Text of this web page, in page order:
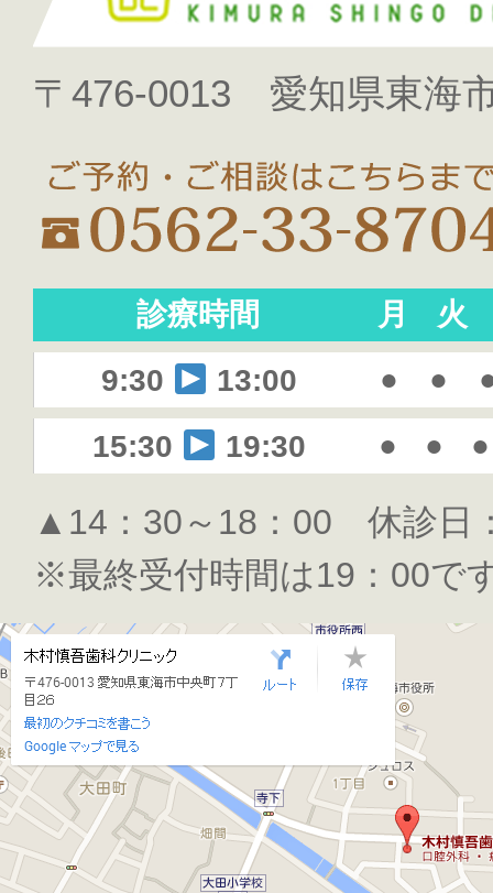
〒476-0013 愛知県東海
診療時間 月
火
9:30
13:00 ● ●
15:30
19:30 ● ● ●
▲14：30～18：00 休診日
※最終受付時間は19：00で